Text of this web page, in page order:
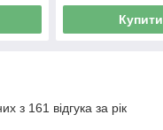
Купити
з 161 відгука за рік